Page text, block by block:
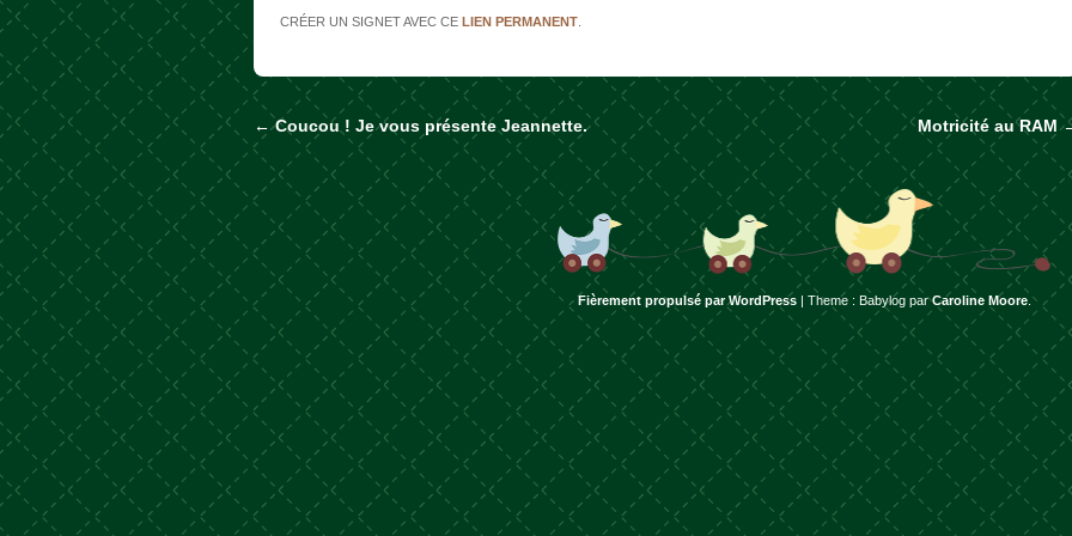
CRÉER UN SIGNET AVEC CELIEN PERMANENT
Naviguer dans les articles
←Coucou ! Je vous présente Jeannette. Motricité au RAM
Fièrement propulsé par WordPress Theme : Babylog parCaroline Moore.